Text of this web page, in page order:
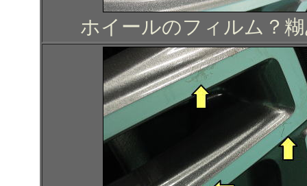
ホイールのフィルム？